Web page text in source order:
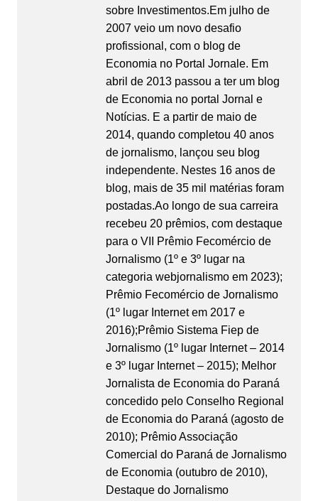
sobre Investimentos.Em julho de
2007 veio um novo desafio
profissional, com o blog de
Economia no Portal Jornale. Em
abril de 2013 passou a ter um blog
de Economia no portal Jornal e
Notícias. E a partir de maio de
2014, quando completou 40 anos
de jornalismo, lançou seu blog
independente. Nestes 16 anos de
blog, mais de 35 mil matérias foram
postadas.Ao longo de sua carreira
recebeu 20 prêmios, com destaque
para o VII Prêmio Fecomércio de
Jornalismo (1º e 3º lugar na
categoria webjornalismo em 2023);
Prêmio Fecomércio de Jornalismo
(1º lugar Internet em 2017 e
2016);Prêmio Sistema Fiep de
Jornalismo (1º lugar Internet – 2014
e 3º lugar Internet – 2015); Melhor
Jornalista de Economia do Paraná
concedido pelo Conselho Regional
de Economia do Paraná (agosto de
2010); Prêmio Associação
Comercial do Paraná de Jornalismo
de Economia (outubro de 2010),
Destaque do Jornalismo